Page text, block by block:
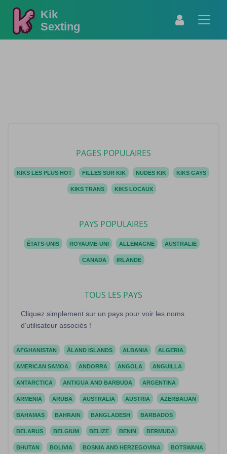
Kik
Sexting
PAGES POPULAIRES
KIKS LES PLUS HOT FILLES SUR KIK NUDES KIK KIKS GAYS
KIKS TRANS KIKS LOCAUX
PAYS POPULAIRES
ÉTATS-UNIS ROYAUME-UNI ALLEMAGNE AUSTRALIE
CANADA IRLANDE
TOUS LES PAYS
Cliquez simplement sur un pays pour voir les noms
d'utilisateur associés !
AFGHANISTAN ÅLAND ISLANDS ALBANIA ALGERIA
AMERICAN SAMOA ANDORRA ANGOLA ANGUILLA
ANTARCTICA ANTIGUA AND BARBUDA ARGENTINA
ARMENIA ARUBA AUSTRALIA AUSTRIA AZERBAIJAN
BAHAMAS BAHRAIN BANGLADESH BARBADOS
BELARUS BELGIUM BELIZE BENIN BERMUDA
BHUTAN BOLIVIA BOSNIA AND HERZEGOVINA BOTSWANA